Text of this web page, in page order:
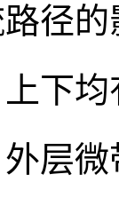
径
下
层